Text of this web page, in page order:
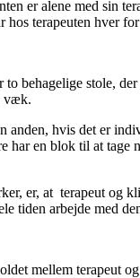
er alene med sin
hos terapeuten hver
behagelige stole,
væk.
anden, hvis det er
har en blok til at tage
er, at terapeut og
tiden arbejde med
mellem terapeut